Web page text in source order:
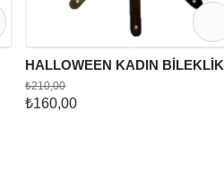
HALLOWEEN KADIN BİLEKLİK
₺160,00
₺210,00